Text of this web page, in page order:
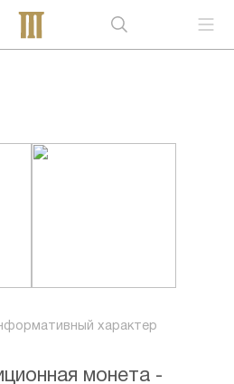
характер
монета -